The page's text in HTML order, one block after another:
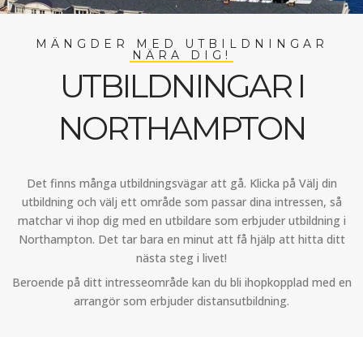
MÄNGDER MED UTBILDNINGAR
NÄRA DIG!
UTBILDNINGAR I
NORTHAMPTON
Det finns många utbildningsvägar att gå. Klicka på Välj din
utbildning och välj ett område som passar dina intressen, så
matchar vi ihop dig med en utbildare som erbjuder utbildning i
Northampton. Det tar bara en minut att få hjälp att hitta ditt
nästa steg i livet!
Beroende på ditt intresseområde kan du bli ihopkopplad med en
arrangör som erbjuder distansutbildning.